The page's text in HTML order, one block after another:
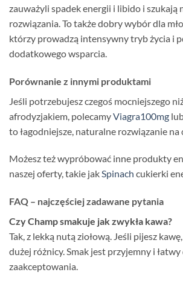
zauważyli spadek energii i libido i szukają
rozwiązania. To także dobry wybór dla
którzy prowadzą intensywny tryb życia i
dodatkowego wsparcia.
Porównanie z innymi produktami
Jeśli potrzebujesz czegoś mocniejszego
afrodyzjakiem, polecamyViagra100mg
to łagodniejsze, naturalne rozwiązanie na
Możesz też wypróbować inne produkty
naszej oferty, takie jakSpinach cukierki
FAQ – najczęściej zadawane pytania
Czy Champ smakuje jak zwykła kawa?
Tak, z lekką nutą ziołową. Jeśli pijesz
dużej różnicy. Smak jest przyjemny i łatwy
zaakceptowania.